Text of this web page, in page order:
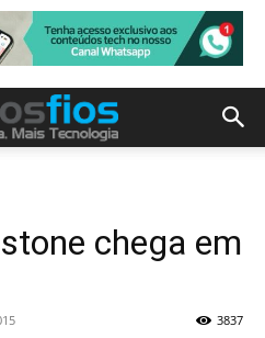
chega em
3837